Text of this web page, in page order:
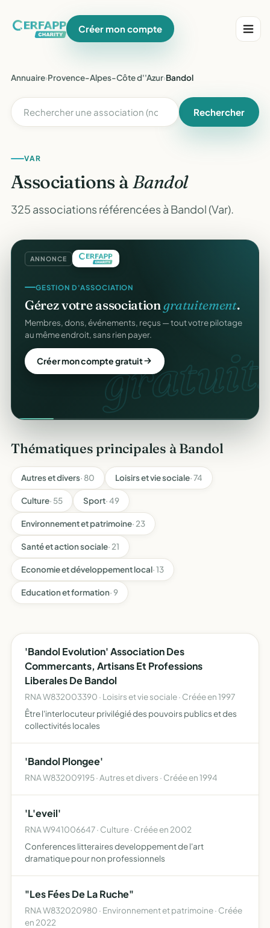
Créer mon compte
Annuaire›Provence-Alpes-Côte d''Azur›Bandol
Rechercher
VAR
Associations àBandol
325 associations référencées à Bandol (Var).
ANNONCE
gratuit.
GESTION D'ASSOCIATION
Gérez votre associationgratuitement.
Membres, dons, événements, reçus — tout votre pilotage
au même endroit, sans rien payer.
Créer mon compte gratuit
Thématiques principales à Bandol
Autres et divers· 80 Loisirs et vie sociale· 74
Culture· 55 Sport· 49
Environnement et patrimoine· 23
Santé et action sociale· 21
Economie et développement local· 13
Education et formation· 9
'Bandol Evolution' Association Des
Commercants, Artisans Et Professions
Liberales De Bandol
RNA W832003390 · Loisirs et vie sociale · Créée en 1997
Être l'interlocuteur privilégié des pouvoirs publics et des
collectivités locales
'Bandol Plongee'
RNA W832009195 · Autres et divers · Créée en 1994
'L'eveil'
RNA W941006647 · Culture · Créée en 2002
Conferences litteraires developpement de l'art
dramatique pour non professionnels
"Les Fées De La Ruche"
RNA W832020980 · Environnement et patrimoine · Créée
en 2022